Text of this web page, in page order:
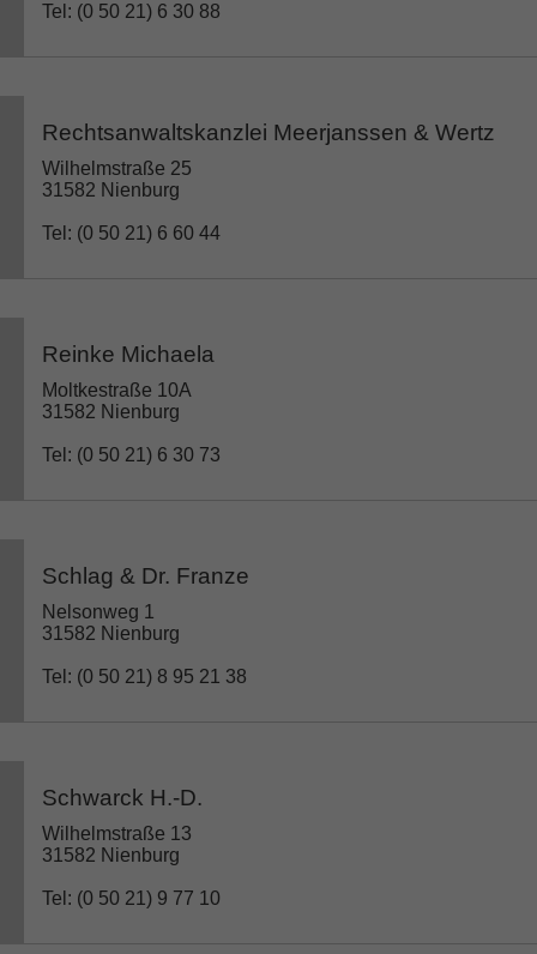
Tel: (0 50 21) 6 30 88
Rechtsanwaltskanzlei Meerjanssen & Wertz
Wilhelmstraße 25
31582 Nienburg
Tel: (0 50 21) 6 60 44
Reinke Michaela
Moltkestraße 10A
31582 Nienburg
Tel: (0 50 21) 6 30 73
Schlag & Dr. Franze
Nelsonweg 1
31582 Nienburg
Tel: (0 50 21) 8 95 21 38
Schwarck H.-D.
Wilhelmstraße 13
31582 Nienburg
Tel: (0 50 21) 9 77 10